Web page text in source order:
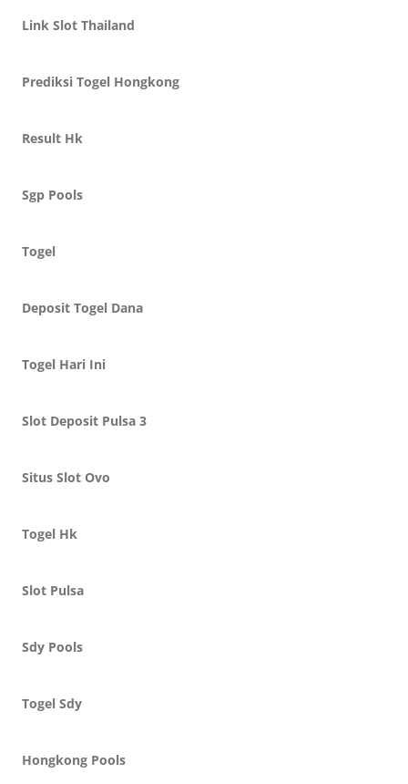
Link Slot Thailand
Prediksi Togel Hongkong
Result Hk
Sgp Pools
Togel
Deposit Togel Dana
Togel Hari Ini
Slot Deposit Pulsa 3
Situs Slot Ovo
Togel Hk
Slot Pulsa
Sdy Pools
Togel Sdy
Hongkong Pools